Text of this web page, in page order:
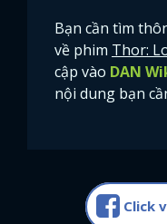
Bạn cần tìm
về phim Thor:
cập vào DAN
nội dung bạn
Click